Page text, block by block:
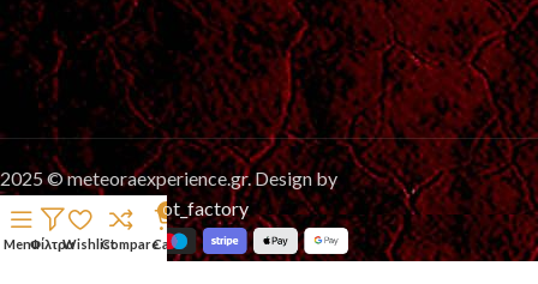
2025 © meteoraexperience.gr. Design by
Support_web_n_shoot_factory
MenuΦίλτραWishlistCompare
0
Cart